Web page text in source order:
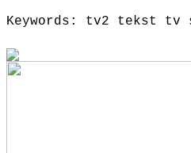
Keywords: tv2 tekst tv